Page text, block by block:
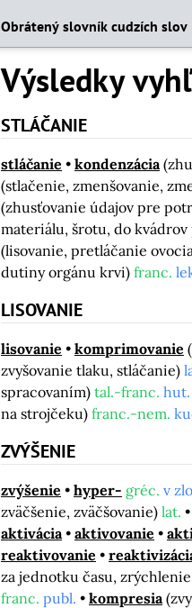
Obrátený slovník cudzích slov
Výsledky
STLÁČANIE
stláčanie kondenzácia
(stlačenie, zmenšovanie,
(zhusťovanie údajov pre
materiálu, šrotu, do
(lisovanie, pretláčanie
dutiny orgánu krvi) franc.
LISOVANIE
lisovanie komprimovanie
zvyšovanie tlaku, stláčanie)
spracovaním) tal.-franc. hut.
na strojčeku) franc.-nem.
ZVÝŠENIE
zvýšenie hyper- gréc. v
zväčšenie, zväčšovanie) lat.
aktivácia
aktivovanie
reaktivovanie
za jednotku času,
franc. publ. kompresia